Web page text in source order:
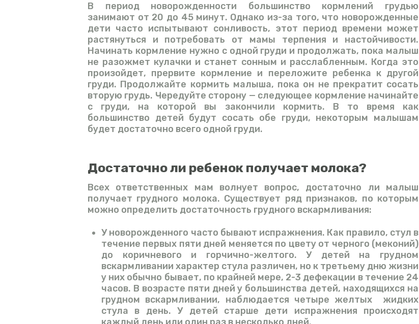
В период новорожденности большинство кормлений грудью
занимают от 20 до 45 минут. Однако из-за того, что новорожденные
дети часто испытывают сонливость, этот период времени может
растянуться и потребовать от мамы терпения и настойчивости.
Начинать кормление нужно с одной груди и продолжать, пока малыш
не разожмет кулачки и станет сонным и расслабленным. Когда это
произойдет, прервите кормление и переложите ребенка к другой
груди. Продолжайте кормить малыша, пока он не прекратит сосать
вторую грудь. Чередуйте сторону — следующее кормление начинайте
с груди, на которой вы закончили кормить. В то время как
большинство детей будут сосать обе груди, некоторым малышам
будет достаточно всего одной груди.
Достаточно ли ребенок получает молока?
Всех ответственных мам волнует вопрос, достаточно ли малыш
получает грудного молока. Существует ряд признаков, по которым
можно определить достаточность грудного вскармливания:
У новорожденного часто бывают испражнения. Как правило, стул в
течение первых пяти дней меняется по цвету от черного (меконий)
до коричневого и горчично-желтого. У детей на грудном
вскармливании характер стула различен, но к третьему дню жизни
у них обычно бывает, по крайней мере, 2-3 дефекации в течение 24
часов. В возрасте пяти дней у большинства детей, находящихся на
грудном вскармливании, наблюдается четыре желтых жидких
стула в день. У детей старше дети испражнения происходят